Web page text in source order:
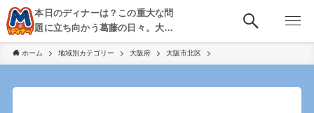
本日のディナーは？この重大な問
題に立ち向かう葛藤の日々。大
阪・京都・神戸を中心とした食べ
歩き、飲み歩きを綴る。
ホーム 地域別カテゴリー 大阪府 大阪市北区